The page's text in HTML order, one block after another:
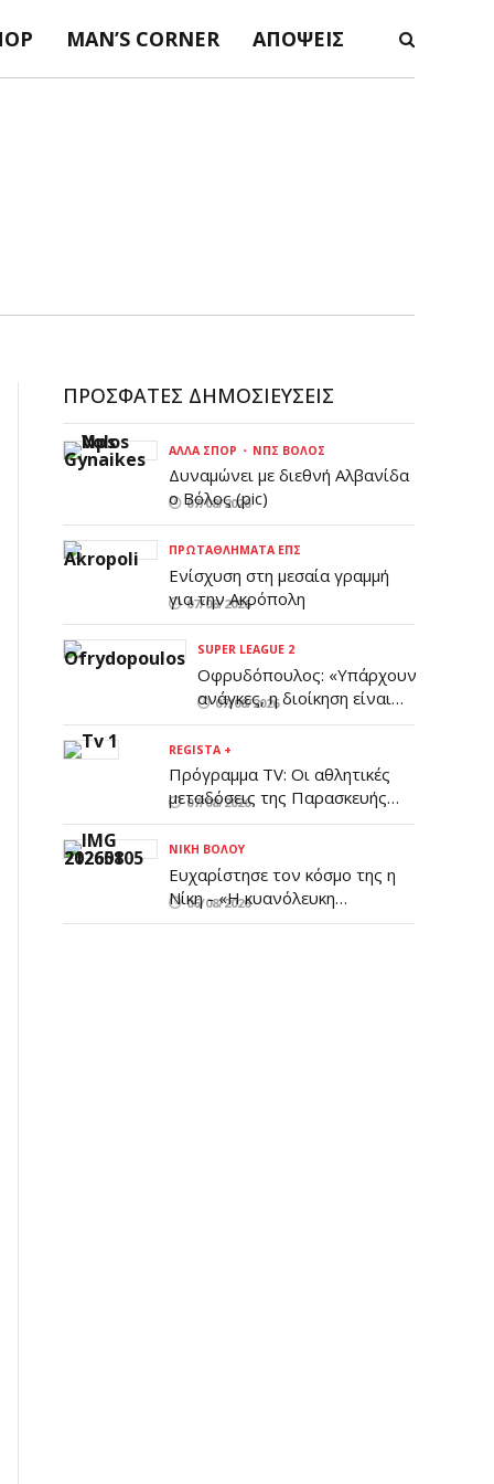
MAN’S CORNER ΑΠΌΨΕΙΣ
ΠΡΌΣΦΑΤΕΣ ΔΗΜΟΣΙΕΎΣΕΙΣ
ΆΛΛΑ ΣΠΟΡ ΝΠΣ ΒΌΛΟΣ
Δυναμώνει με διεθνή Αλβανίδα
ο Βόλος (pic)
07/08/2026
ΠΡΩΤΑΘΛΉΜΑΤΑ ΕΠΣ
Ενίσχυση στη μεσαία γραμμή
για την Ακρόπολη
07/08/2026
SUPER LEAGUE 2
Οφρυδόπουλος: «Υπάρχουν
ανάγκες, η διοίκηση είναι
ενημερωμένη»
07/08/2026
REGISTA +
Πρόγραμμα TV: Οι αθλητικές
μεταδόσεις της Παρασκευής
7/8
07/08/2026
ΝΊΚΗ ΒΌΛΟΥ
Ευχαρίστησε τον κόσμο της η
Νίκη - «Η κυανόλευκη
οικογένειά μας παραμένει
06/08/2026